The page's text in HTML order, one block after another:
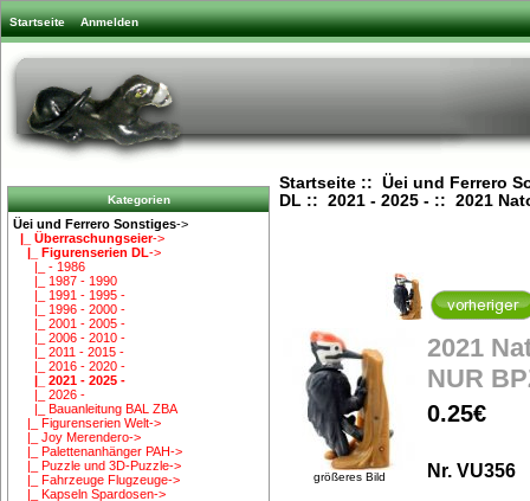
Startseite Anmelden
Kategorien
Üei und Ferrero Sonstiges->
|_ Überraschungseier->
|_ Figurenserien DL->
|_ - 1986
|_ 1987 - 1990
|_ 1991 - 1995 -
|_ 1996 - 2000 -
|_ 2001 - 2005 -
|_ 2006 - 2010 -
|_ 2011 - 2015 -
|_ 2016 - 2020 -
|_ 2021 - 2025 -
|_ 2026 -
|_ Bauanleitung BAL ZBA
|_ Figurenserien Welt->
|_ Joy Merendero->
|_ Palettenanhänger PAH->
|_ Puzzle und 3D-Puzzle->
|_ Fahrzeuge Flugzeuge->
|_ Kapseln Spardosen->
Startseite:: Üei und Ferrero
DL :: 2021 - 2025 -:: 2021
größeres Bild
2021
NUR
0.25€
Nr. VU356